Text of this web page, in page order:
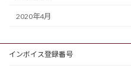
2020年4月
インボイス登録番号